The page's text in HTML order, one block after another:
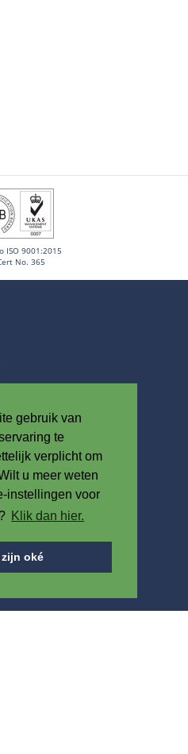
gebruik van
te
verplicht om
u meer weten
instellingen voor
Klik dan hier.
oké
ISO 9001:2015
No. 365